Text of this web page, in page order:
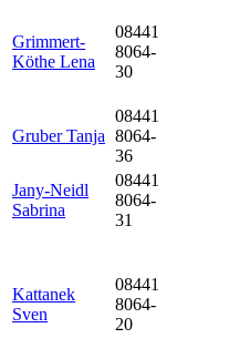
Grimmert-
Köthe Lena
08441
8064-
30
Gruber Tanja
08441
8064-
36
Jany-Neidl
Sabrina
08441
8064-
31
Kattanek
Sven
08441
8064-
20